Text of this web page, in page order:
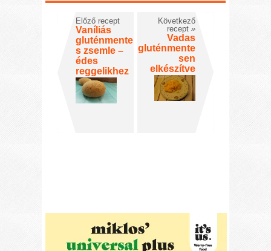
Előző recept
Vaníliás
gluténmente
s zsemle –
édes
reggelikhez
Következő
recept »
Vadas
gluténmente
sen
elkészítve